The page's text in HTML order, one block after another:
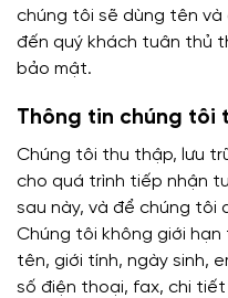
chúng tôi sẽ dùng tên
đến quý khách tuân thủ
bảo mật.
Thông tin chúng tôi
Chúng tôi thu thập, lưu
cho quá trình tiếp nhận
sau này, và để chúng tôi
Chúng tôi không giới
tên, giới tính, ngày sinh,
số điện thoại, fax, chi